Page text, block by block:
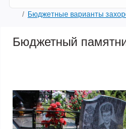
Бюджетные варианты
Бюджетный